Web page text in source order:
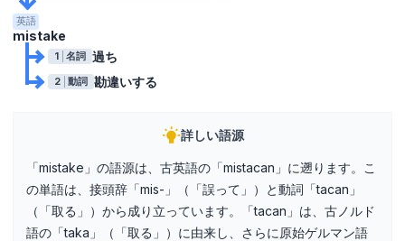
英語
mistake
1 名詞 過ち
2 動詞 勘違いする
詳しい語源
「mistake」の語源は、古英語の「mistacan」に遡ります。こ
の単語は、接頭辞「mis-」（「誤って」）と動詞「tacan」
（「取る」）から成り立っています。「tacan」は、古ノルド
語の「taka」（「取る」）に由来し、さらに原始ゲルマン語